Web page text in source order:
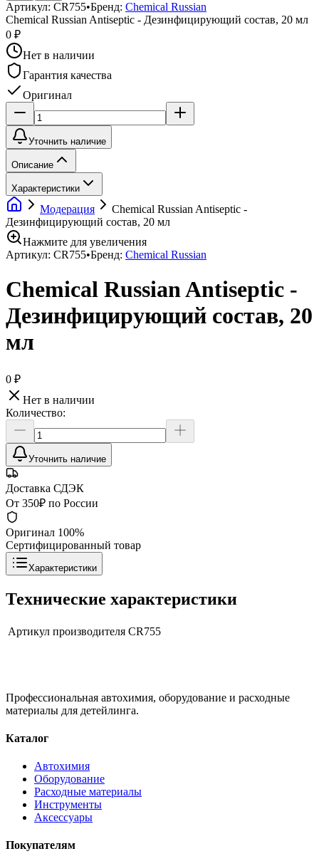
Артикул: CR755•Бренд: Chemical Russian
Chemical Russian Antiseptic - Дезинфицирующий состав, 20 мл
0 ₽
Нет в наличии
Гарантия качества
Оригинал
Уточнить наличие
Описание
Характеристики
Модерация
Chemical Russian Antiseptic -
Дезинфицирующий состав, 20 мл
Нажмите для увеличения
Артикул: CR755•Бренд: Chemical Russian
Chemical Russian Antiseptic -
Дезинфицирующий состав, 20
мл
0 ₽
Нет в наличии
Количество:
Уточнить наличие
Доставка СДЭК
От 350₽ по России
Оригинал 100%
Сертифицированный товар
Характеристики
Технические характеристики
Артикул производителя CR755
Профессиональная автохимия, оборудование и расходные
материалы для детейлинга.
Каталог
Автохимия
Оборудование
Расходные материалы
Инструменты
Аксессуары
Покупателям